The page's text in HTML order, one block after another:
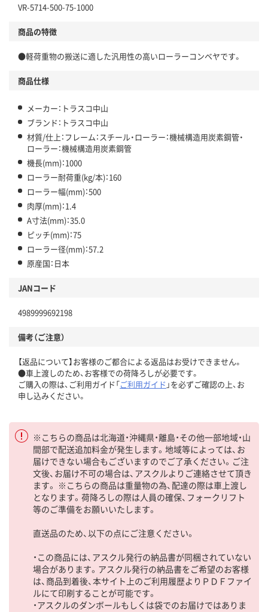
VR-5714-500-75-1000
商品の特徴
●軽荷重物の搬送に適した汎用性の高いローラーコンベヤです。
商品仕様
メーカー：トラスコ中山
ブランド：トラスコ中山
材質/仕上：フレーム：スチール・ローラー：機械構造用炭素鋼管・
ローラー：機械構造用炭素鋼管
機長(mm)：1000
ローラー耐荷重(kg/本)：160
ローラー幅(mm)：500
肉厚(mm)：1.4
A寸法(mm)：35.0
ピッチ(mm)：75
ローラー径(mm)：57.2
原産国：日本
JANコード
4989999692198
備考（ご注意）
【返品について】お客様のご都合による返品はお受けできません。
●車上渡しのため、お客様での荷降ろしが必要です。
ご購入の際は、ご利用ガイド「ご利用ガイド 」を必ずご確認の上、お
申し込みください。
※こちらの商品は北海道・沖縄県・離島・その他一部地域・山
間部で配送追加料金が発生します。地域等によっては、お
届けできない場合もございますのでご了承ください。ご注
文後、お届け不可の場合は、アスクルよりご連絡させて頂き
ます。 ※こちらの商品は重量物の為、配達の際は車上渡し
となります。荷降ろしの際は人員の確保、フォークリフト
等のご準備をお願いいたします。
直送品のため、以下の点にご注意ください。
・この商品には、アスクル発行の納品書が同梱されていない
場合があります。アスクル発行の納品書をご希望のお客様
は、商品到着後、本サイト上のご利用履歴よりＰＤＦファイ
ルにて印刷することが可能です。
・アスクルのダンボールもしくは袋でのお届けではありま